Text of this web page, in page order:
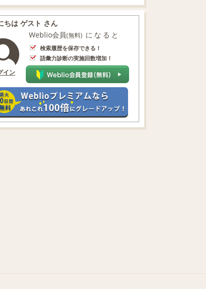
ちは ゲスト さん
イン
Weblio会員(無料) になると
検索履歴を保存できる！
語彙力診断の実施回数増加！